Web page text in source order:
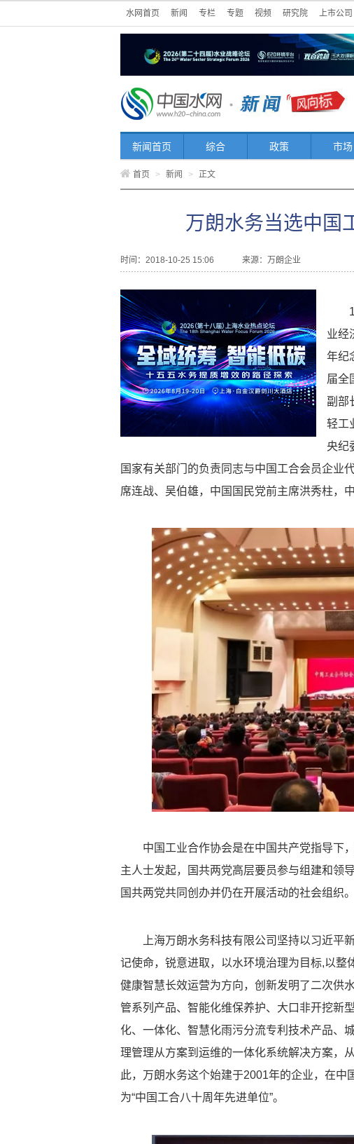
水网首页 新闻 专栏 专题 视频 研究院 上市公司
新闻首页 综合 政策 市场
首页 > 新闻 > 正文
万朗水务当选中国
时间：2018-10-25 15:06 来源： 万朗企业
业经
年纪
届全
副部
轻工
央纪
国家有关部门的负责同志与中国工合会员企业
席连战、吴伯雄，中国国民党前主席洪秀柱，
中国工业合作协会是在中国共产党指导下
主人士发起，国共两党高层要员参与组建和领
国共两党共同创办并仍在开展活动的社会组织。
上海万朗水务科技有限公司坚持以习近平
记使命，锐意进取，以水环境治理为目标,以整
健康智慧长效运营为方向，创新发明了二次供
管系列产品、智能化维保养护、大口非开挖新
化、一体化、智慧化雨污分流专利技术产品、
理管理从方案到运维的一体化系统解决方案，
此，万朗水务这个始建于2001年的企业，在
为“中国工合八十周年先进单位”。